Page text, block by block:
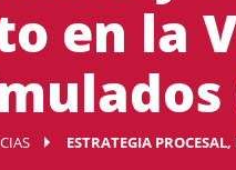
en la
ESTRATEGIA